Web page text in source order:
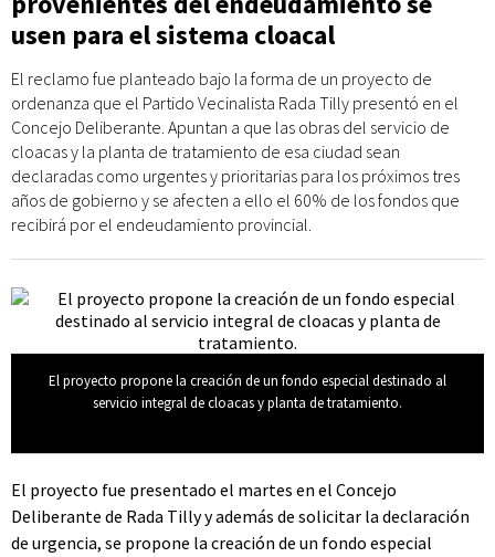
usen para el sistema cloacal
El reclamo fue planteado bajo la forma de un proyecto de
ordenanza que el Partido Vecinalista Rada Tilly presentó en el
Concejo Deliberante. Apuntan a que las obras del servicio de
cloacas y la planta de tratamiento de esa ciudad sean
declaradas como urgentes y prioritarias para los próximos tres
años de gobierno y se afecten a ello el 60% de los fondos que
recibirá por el endeudamiento provincial.
El proyecto propone la creación de un fondo especial destinado al
servicio integral de cloacas y planta de tratamiento.
El proyecto fue presentado el martes en el Concejo
Deliberante de Rada Tilly y además de solicitar la declaración
de urgencia, se propone la creación de un fondo especial